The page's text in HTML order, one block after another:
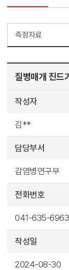
측정자료
질병매개 진드
작성자
김**
담당부서
감염병연구부
전화번호
041-635-6963
작성일
2024-08-30